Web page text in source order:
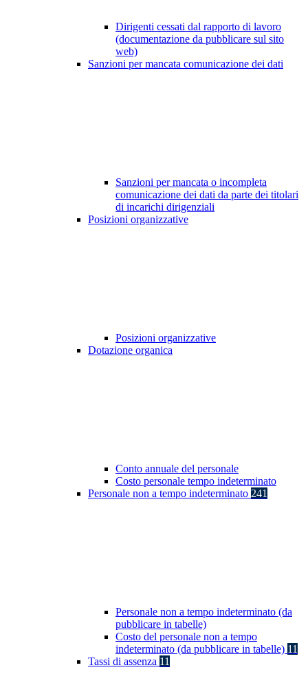
Dirigenti cessati dal rapporto di lavoro
(documentazione da pubblicare sul sito
web)
Sanzioni per mancata comunicazione dei dati
Sanzioni per mancata o incompleta
comunicazione dei dati da parte dei titolari
di incarichi dirigenziali
Posizioni organizzative
Posizioni organizzative
Dotazione organica
Conto annuale del personale
Costo personale tempo indeterminato
Personale non a tempo indeterminato 241
Personale non a tempo indeterminato (da
pubblicare in tabelle)
Costo del personale non a tempo
indeterminato (da pubblicare in tabelle) 11
Tassi di assenza 11